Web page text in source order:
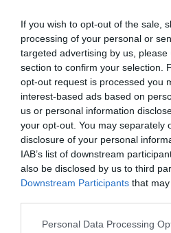
If you wish to opt-out of the sale,
processing of your personal or
targeted advertising by us,
section to confirm your selection.
opt-out request is processed you
interest-based ads based on
us or personal information
your opt-out. You may separately
disclosure of your personal
IAB’s list of downstream
also be disclosed by us to third
Downstream Participants that
Please note that this website/app
Personal Data Processing
Olvasd el ezt is!
Spring és Hipster,
piacán
Ezúttal nem a tervezőktől
Ez most a 10 legolcsóbb új